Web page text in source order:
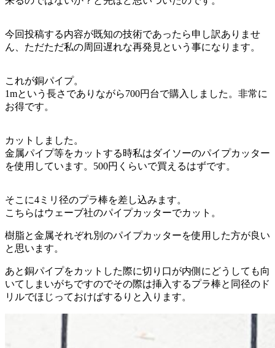
今回投稿する内容が既知の技術であったら申し訳ありませ
ん、ただただ私の周回遅れな再発見という事になります。
これが銅パイプ。
1mという長さでありながら700円台で購入しました。非常に
お得です。
カットしました。
金属パイプ等をカットする時私はダイソーのパイプカッター
を使用しています。500円くらいで買えるはずです。
そこに4ミリ径のプラ棒を差し込みます。
こちらはウェーブ社のパイプカッターでカット。
樹脂と金属それぞれ別のパイプカッターを使用した方が良い
と思います。
あと銅パイプをカットした際に切り口が内側にどうしても向
いてしまいがちですのでその際は挿入するプラ棒と同径のド
リルでほじっておけばするりと入ります。